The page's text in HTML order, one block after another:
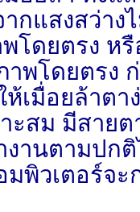
กแสงสว่าง
โดยตรง ห
พโดยตรง
เมื่อยล้าตา
ะสม มีสาย
งานตามปก
พิวเตอร์จะ